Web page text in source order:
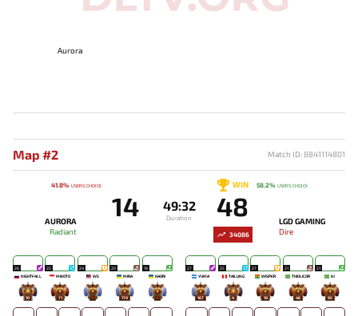
Aurora
Map #2 Match ID: 8841114801
41.8% USERS' CHOICE
AURORA
Radiant
14 49:32
Duration
WIN
48
LGD GAMING
Dire
34086
58.2% USERS' CHOICE
26
NIGHTFALL
10
25
MIKOTO
71
24
WS
-
20
MIRA
170
19
KAORI
-
27
YUMA
167
25
TAILUNG
4
27
WISPER
18
21
THIOLICOR
46
21
KJ
95